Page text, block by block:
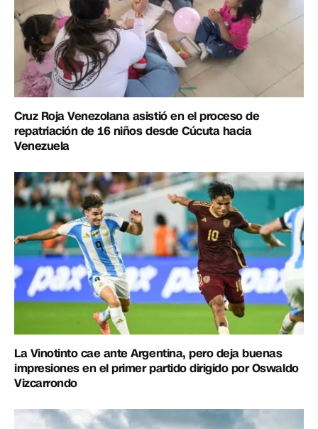
Cruz Roja Venezolana asistió en el proceso de
repatriación de 16 niños desde Cúcuta hacia
Venezuela
La Vinotinto cae ante Argentina, pero deja buenas
impresiones en el primer partido dirigido por Oswaldo
Vizcarrondo